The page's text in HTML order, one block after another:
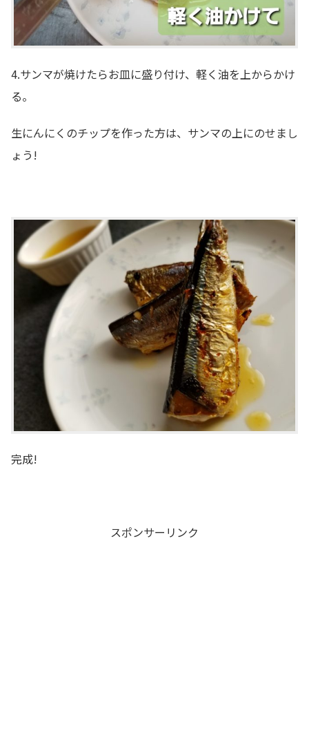
4.サンマが焼けたらお皿に盛り付け、軽く油を上からかけ
る。
生にんにくのチップを作った方は、サンマの上にのせまし
ょう!
完成!
スポンサーリンク